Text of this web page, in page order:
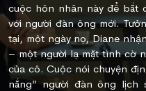
cuộc hôn nhân này để bắt
với người đàn ông mới.
tại, một ngày nọ, Diane
– một người lạ mặt tình cờ
của cô. Cuộc nói chuyện
nắng” người đàn ông lịch